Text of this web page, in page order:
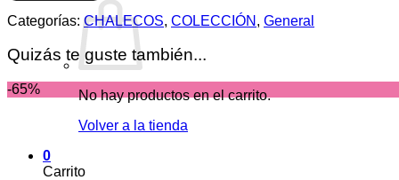
No hay productos en el carrito.
Volver a la tienda
0
Carrito
Categorías: CHALECOS, COLECCIÓN , General
Quizás te guste también...
-65%